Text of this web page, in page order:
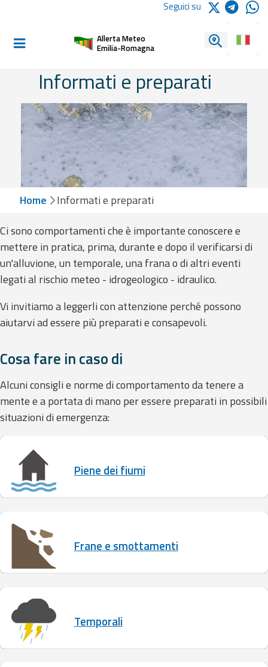
Informati e
Allerte E Bollettini
Allerte e
Bollettini
Meteo
Allerte e
Valanghe
Monitoraggio
Previsioni e dati
Previsioni meteo e
Dati osservati
Operativi
Report
Aggiornamenti
Informazioni utili
Seguici su
Allerta Meteo
Emilia-Romagna
Cerca
Informati e preparati
Home
Informati e preparati
Ci sono comportamenti che è importante conoscere e
mettere in pratica, prima, durante e dopo il verificarsi di
un'alluvione, un temporale, una frana o di altri eventi
legati al rischio meteo - idrogeologico - idraulico.
Vi invitiamo a leggerli con attenzione perché possono
aiutarvi ad essere più preparati e consapevoli.
Cosa fare in caso di
Alcuni consigli e norme di comportamento da tenere a
mente e a portata di mano per essere preparati in possibili
situazioni di emergenza:
Piene dei fiumi
Frane e smottamenti
Temporali